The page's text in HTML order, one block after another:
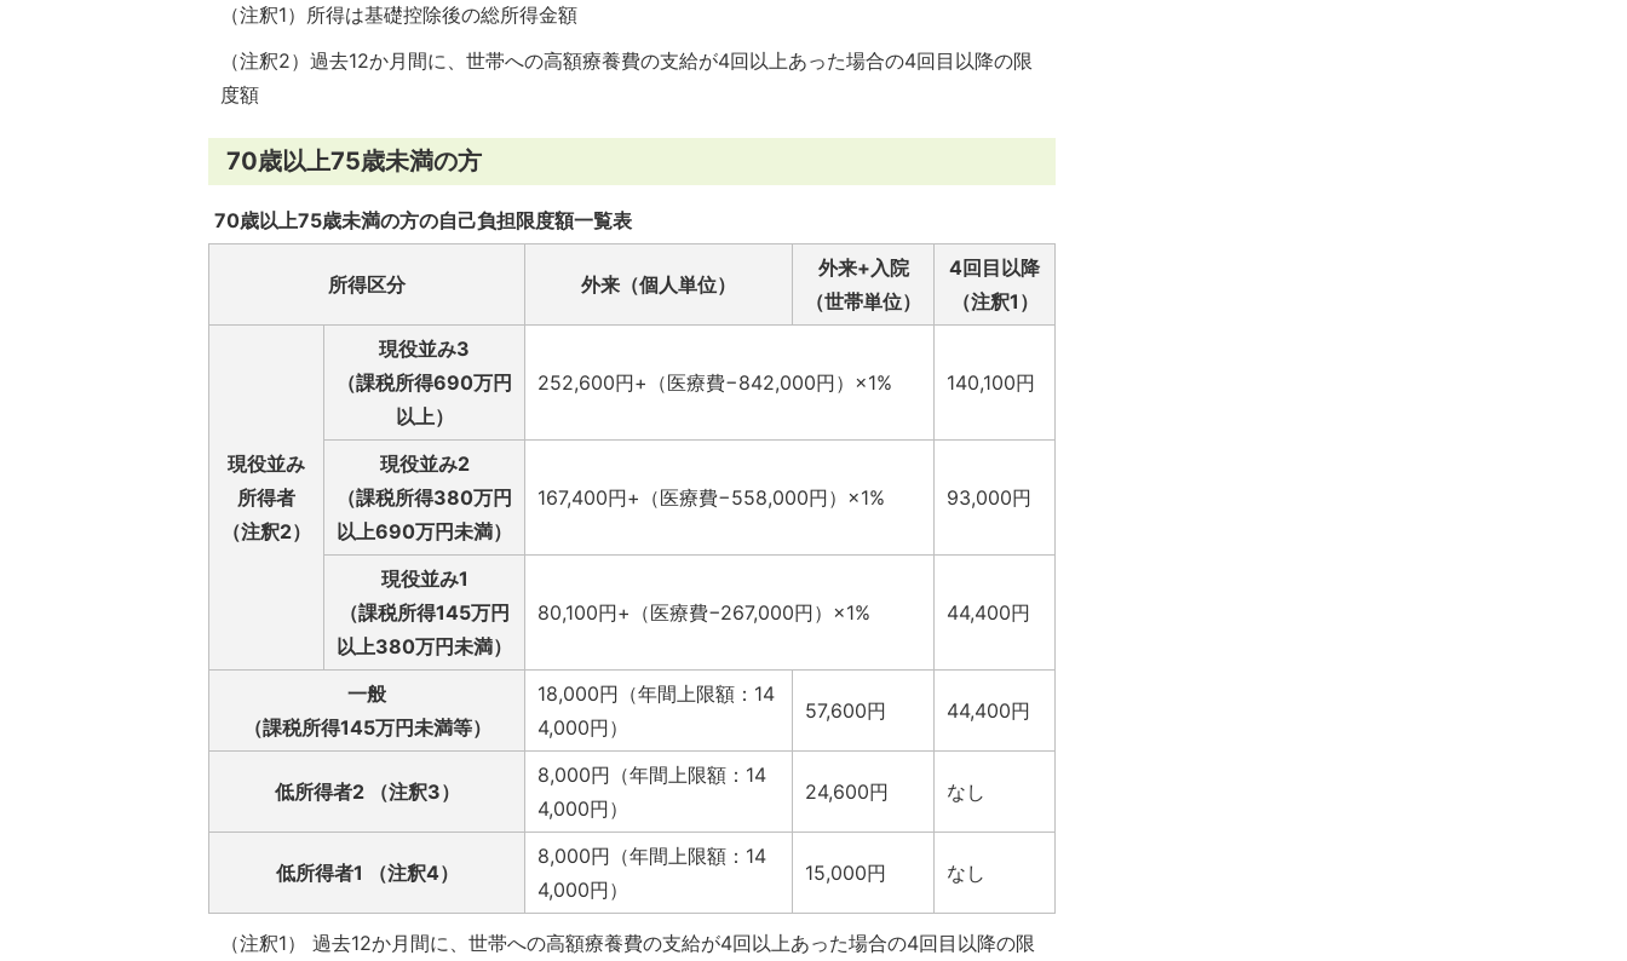
（注釈1）所得は基礎控除後の総所得金額
（注釈2）過去12か月間に、世帯への高額療養費の支給が4回以上あった場合の4回目以降の限
度額
70歳以上75歳未満の方
70歳以上75歳未満の方の自己負担限度額一覧表
所得区分 外来（個人単位）
外来+入院
（世帯単位）
4回目以降
（注釈1）
現役並み
所得者
（注釈2）
現役並み3
（課税所得690万円
以上）
252,600円+（医療費−842,000円）×1% 140,100円
現役並み2
（課税所得380万円
以上690万円未満）
167,400円+（医療費−558,000円）×1% 93,000円
現役並み1
（課税所得145万円
以上380万円未満）
80,100円+（医療費−267,000円）×1% 44,400円
一般
（課税所得145万円未満等）
18,000円（年間上限額：14
4,000円）
57,600円 44,400円
低所得者2 （注釈3）
8,000円（年間上限額：14
4,000円）
24,600円 なし
低所得者1 （注釈4）
8,000円（年間上限額：14
4,000円）
15,000円 なし
（注釈1） 過去12か月間に、世帯への高額療養費の支給が4回以上あった場合の4回目以降の限